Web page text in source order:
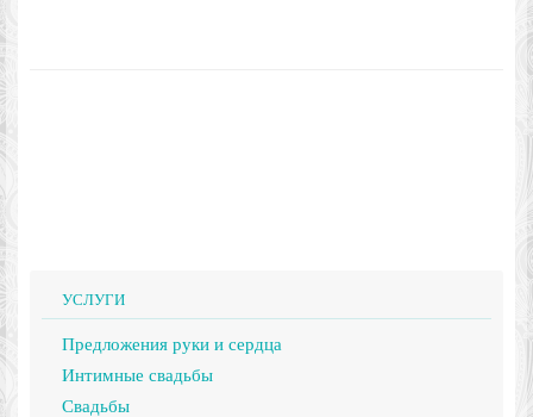
УСЛУГИ
Предложения руки и сердца
Интимные свадьбы
Свадьбы